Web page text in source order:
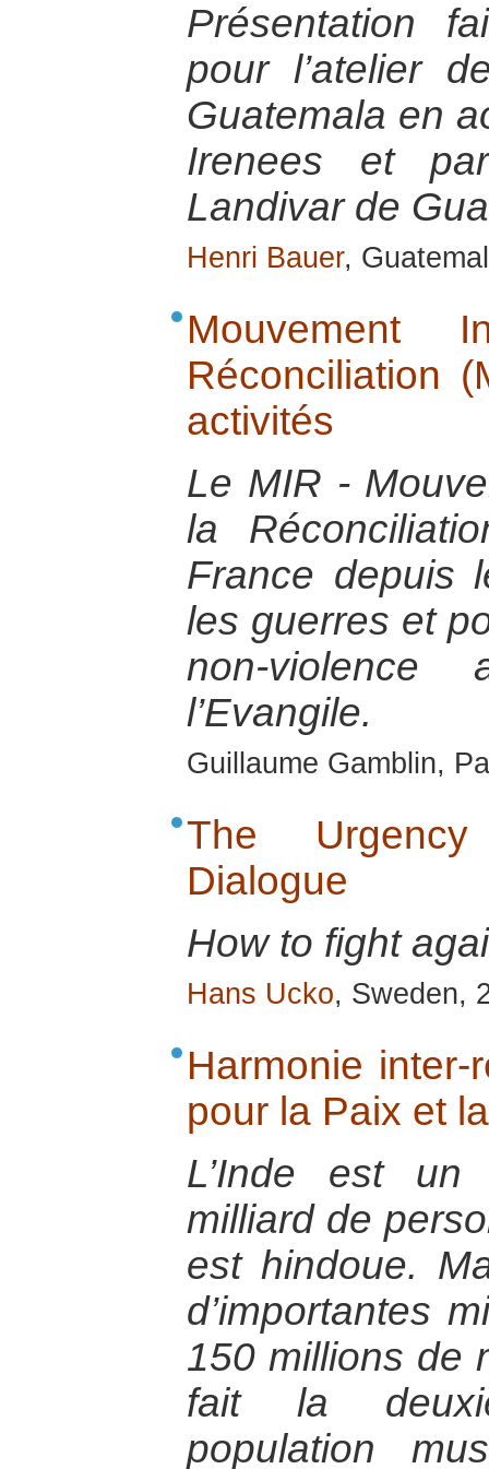
Présentation
pour l’atelier
Guatemala en
Irenees et
Landivar de
Henri Bauer,
Mouvement
Réconciliation
activités
Le MIR -
la
France depuis
les guerres et
non-violence
l’Evangile.
Guillaume Gamblin,
The
Dialogue
How to fight
Hans Ucko, Sweden,
Harmonie
pour la Paix et
L’Inde est
milliard de
est hindoue.
d’importantes
150 millions de
fait la
population